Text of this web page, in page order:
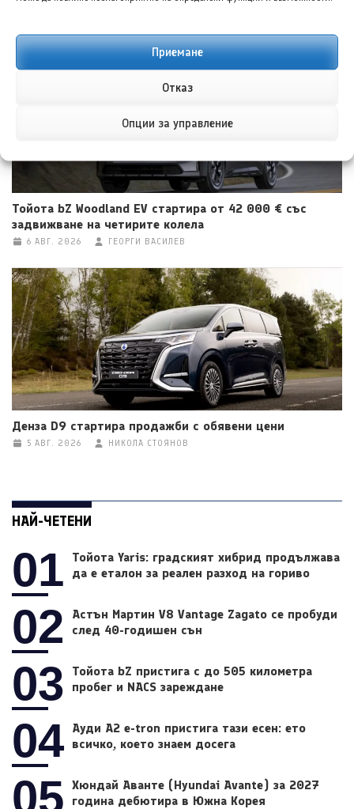
Приемане
Отказ
Опции за управление
Мазда
Тойота bZ Woodland EV стартира от 42 000 € със
задвижване на четирите колела
6 АВГ. 2026 ГЕОРГИ ВАСИЛЕВ
Денза D9 стартира продажби с обявени цени
5 АВГ. 2026 НИКОЛА СТОЯНОВ
НАЙ-ЧЕТЕНИ
01
Тойота Yaris: градският хибрид продължава
да е еталон за реален разход на гориво
02
Астън Мартин V8 Vantage Zagato се пробуди
след 40-годишен сън
03
Тойота bZ пристига с до 505 километра
пробег и NACS зареждане
04 Ауди A2 e-tron пристига тази есен: ето
всичко, което знаем досега
05
Хюндай Аванте (Hyundai Avante) за 2027
година дебютира в Южна Корея